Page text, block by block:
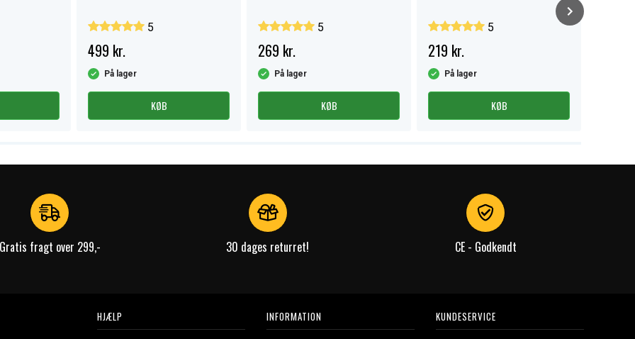
5
499 kr.
På lager
KØB
5
269 kr.
På lager
KØB
5
219 kr.
På lager
KØB
Gratis fragt over 299,- 30 dages returret! CE - Godkendt
HJÆLP INFORMATION KUNDESERVICE